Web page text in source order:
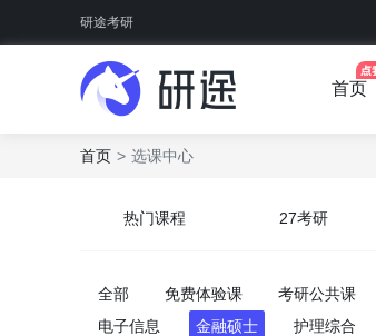
研途考研
首页
首页 选课中心
热门课程 27考研
全部 免费体验课 考研公共课
电子信息
金融硕士 护理综合